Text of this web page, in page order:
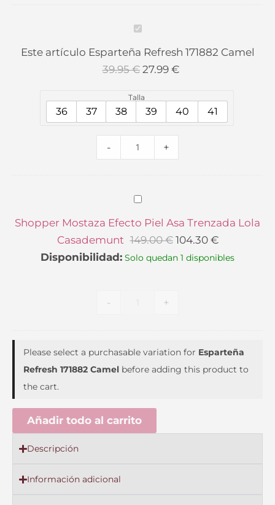
Esparteña
Refresh
171882
Este artículo Esparteña Refresh 171882 Camel
39.95€ 27.99 €
Talla
36 37 38 39 40 41
- +
Shopper
Mostaza
Efecto
Shopper Mostaza Efecto Piel Asa Trenzada Lola
Casademunt 149.00€ 104.30 €
Disponibilidad: Solo quedan 1 disponibles
-
Trenzada
+
Please select a purchasable variation for Esparteña
Refresh 171882 Camel before adding this product to
the cart.
Añadir todo al carrito
Descripción
Información adicional